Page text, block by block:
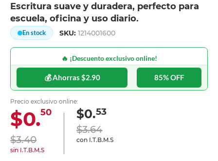
Escritura suave y duradera, perfecto para
escuela, oficina y uso diario.
En stock SKU:1214001600
🔥 ¡Descuento exclusivo online!
💰 Ahorras $2.90 85% OFF
Precio exclusivo online:
$0.50
$3.40
sin I.T.B.M.S
$0.53
$3.64
con I.T.B.M.S